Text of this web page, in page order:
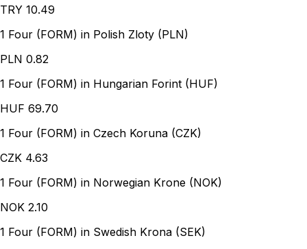
TRY 10.49
1 Four (FORM) in Polish Zloty (PLN)
PLN 0.82
1 Four (FORM) in Hungarian Forint (HUF)
HUF 69.70
1 Four (FORM) in Czech Koruna (CZK)
CZK 4.63
1 Four (FORM) in Norwegian Krone (NOK)
NOK 2.10
1 Four (FORM) in Swedish Krona (SEK)